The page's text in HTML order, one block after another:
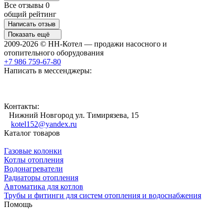
Все отзывы 0
общий рейтинг
Написать отзыв
Показать ещё
2009-2026 © НН-Котел — продажи насосного и
отопительного оборудования
+7 986 759-67-80
Написать в мессенджеры:
Контакты:
Нижний Новгород ул. Тимирязева, 15
kotel152@yandex.ru
Каталог товаров
Газовые колонки
Котлы отопления
Водонагреватели
Радиаторы отопления
Автоматика для котлов
Трубы и фитинги для систем отопления и водоснабжения
Помощь